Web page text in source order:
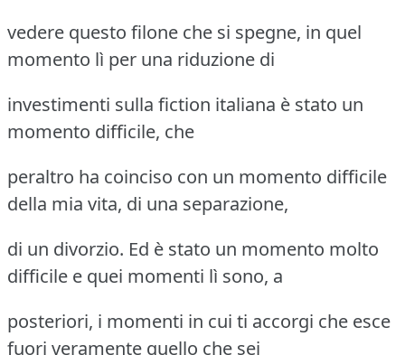
vedere questo filone che si spegne, in quel
momento lì per una riduzione di
investimenti sulla fiction italiana è stato un
momento difficile, che
peraltro ha coinciso con un momento difficile
della mia vita, di una separazione,
di un divorzio. Ed è stato un momento molto
difficile e quei momenti lì sono, a
posteriori, i momenti in cui ti accorgi che esce
fuori veramente quello che sei